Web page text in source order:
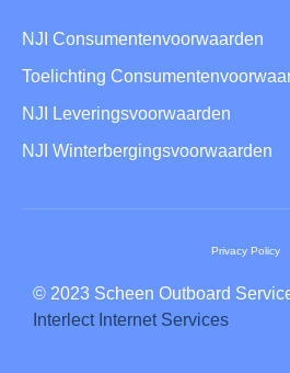
NJI Consumentenvoorwaarden
Toelichting
NJI Leveringsvoorwaarden
NJI Winterbergingsvoorwaarden
© 2023 Scheen Outboard
Interlect Internet Services
Privacy Policy